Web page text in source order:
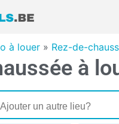
à louer » Rez-de-
à